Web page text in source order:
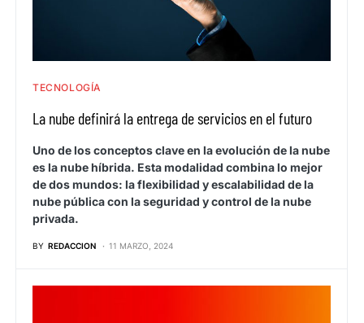
TECNOLOGÍA
La nube definirá la entrega de servicios en el futuro
Uno de los conceptos clave en la evolución de la nube
es la nube híbrida. Esta modalidad combina lo mejor
de dos mundos: la flexibilidad y escalabilidad de la
nube pública con la seguridad y control de la nube
privada.
BY REDACCION 11 MARZO, 2024